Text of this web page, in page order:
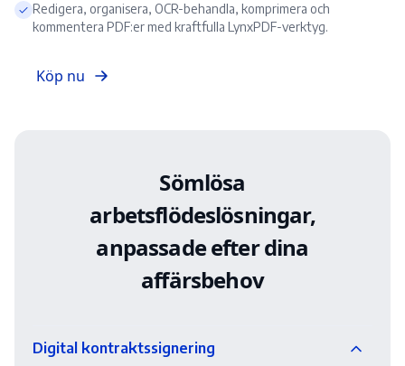
Redigera, organisera, OCR-behandla, komprimera och
kommentera PDF:er med kraftfulla LynxPDF-verktyg.
Köp nu
Sömlösa
arbetsflödeslösningar,
anpassade efter dina
affärsbehov
Digital kontraktssignering